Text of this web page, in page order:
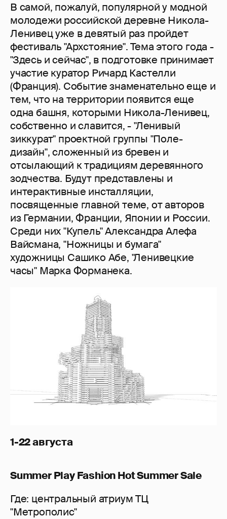
В самой, пожалуй, популярной у модной
молодежи российской деревне Никола-
Ленивец уже в девятый раз пройдет
фестиваль "Архстояние". Тема этого года -
"Здесь и сейчас", в подготовке принимает
участие куратор Ричард Кастелли
(Франция). Событие знаменательно еще и
тем, что на территории появится еще
одна башня, которыми Никола-Ленивец,
собственно и славится, - "Ленивый
зиккурат" проектной группы "Поле-
дизайн", сложенный из бревен и
отсылающий к традициям деревянного
зодчества. Будут представлены и
интерактивные инсталляции,
посвященные главной теме, от авторов
из Германии, Франции, Японии и России.
Среди них "Купель" Александра Алефа
Вайсмана, "Ножницы и бумага"
художницы Сашико Абе, "Ленивецкие
часы" Марка Форманека.
1-22 августа
Summer Play Fashion Hot Summer Sale
Где: центральный атриум ТЦ
"Метрополис"